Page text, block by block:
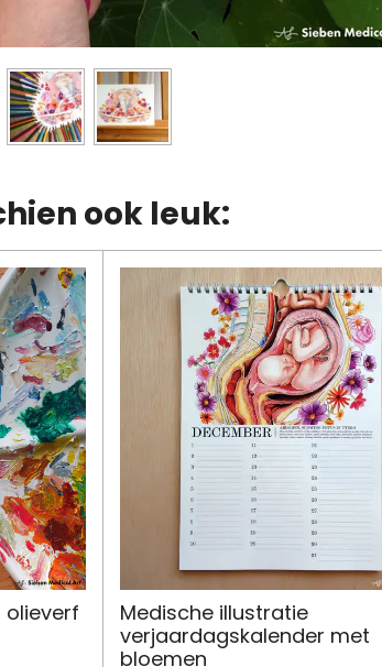
ook leuk:
olieverf
Medische illustratie
verjaardagskalender met
bloemen